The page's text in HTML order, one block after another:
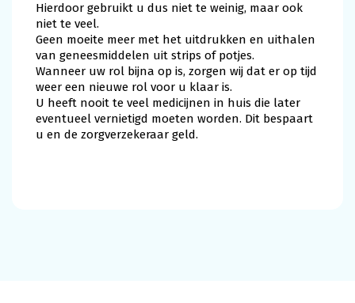
Hierdoor gebruikt u dus niet te weinig, maar ook
niet te veel.
Geen moeite meer met het uitdrukken en uithalen
van geneesmiddelen uit strips of potjes.
Wanneer uw rol bijna op is, zorgen wij dat er op tijd
weer een nieuwe rol voor u klaar is.
U heeft nooit te veel medicijnen in huis die later
eventueel vernietigd moeten worden. Dit bespaart
u en de zorgverzekeraar geld.